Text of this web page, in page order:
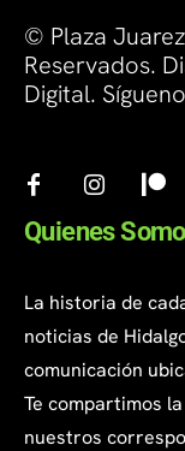
© Plaza
Reservados.
Digital.
Quienes
La historia de
noticias de
comunicación
Te compartimos
nuestros